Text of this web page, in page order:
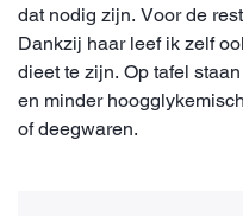
dat nodig zijn. Voor de
Dankzij haar leef ik zelf
dieet te zijn. Op tafel
en minder
of deegwaren.